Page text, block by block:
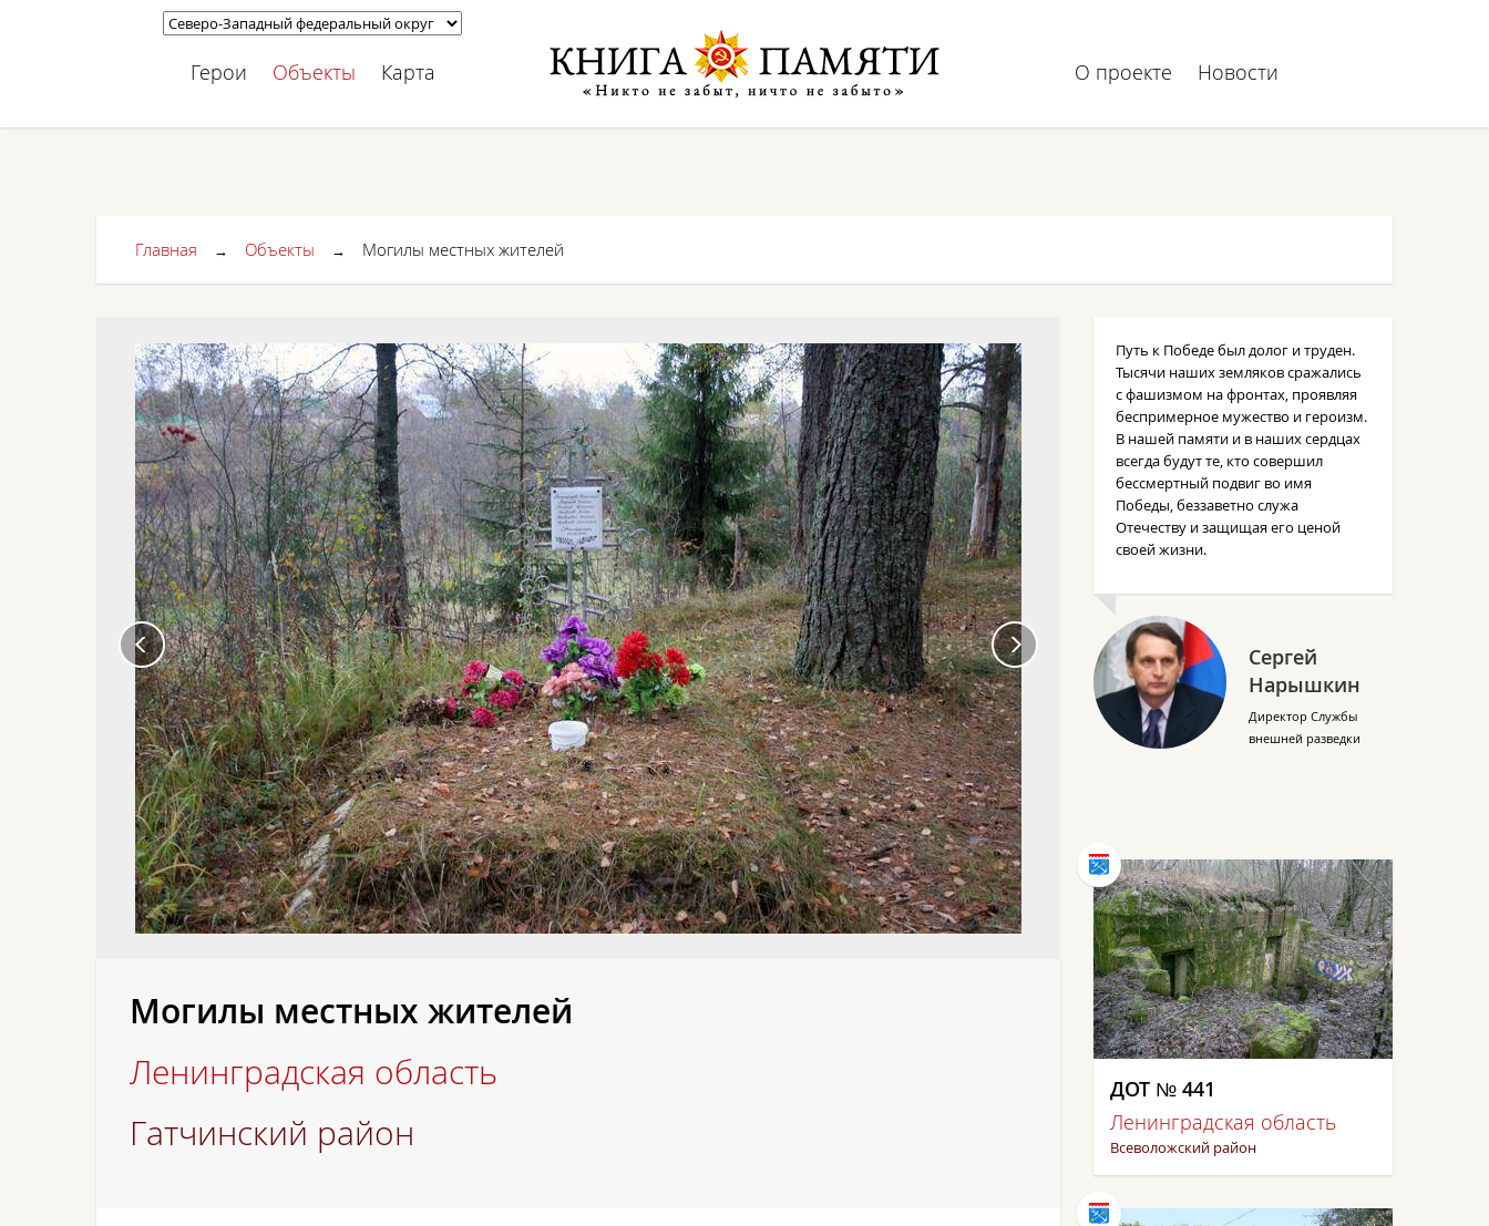
Герои Объекты Карта О проекте Новости
Главная → Объекты → Могилы местных жителей
Могилы местных жителей
Ленинградская область
Гатчинский район
Путь к Победе был долог и труден.
Тысячи наших земляков сражались
с фашизмом на фронтах, проявляя
беспримерное мужество и героизм.
В нашей памяти и в наших сердцах
всегда будут те, кто совершил
бессмертный подвиг во имя
Победы, беззаветно служа
Отечеству и защищая его ценой
своей жизни.
Сергей
Нарышкин
Директор Службы
внешней разведки
ДОТ № 441
Ленинградская область
Всеволожский район